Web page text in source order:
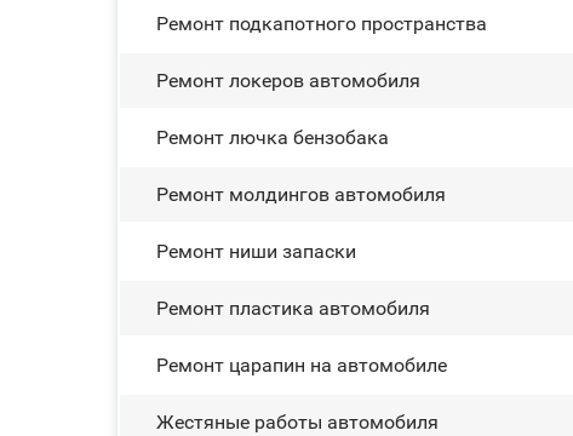
Ремонт подкапотного пространства
Ремонт лoĸepoв автомобиля
Ремонт лючка бензобака
Ремонт молдингов автомобиля
Ремонт ниши запаски
Ремонт пластика автомобиля
Ремонт царапин на автомобиле
Жестяные работы автомобиля